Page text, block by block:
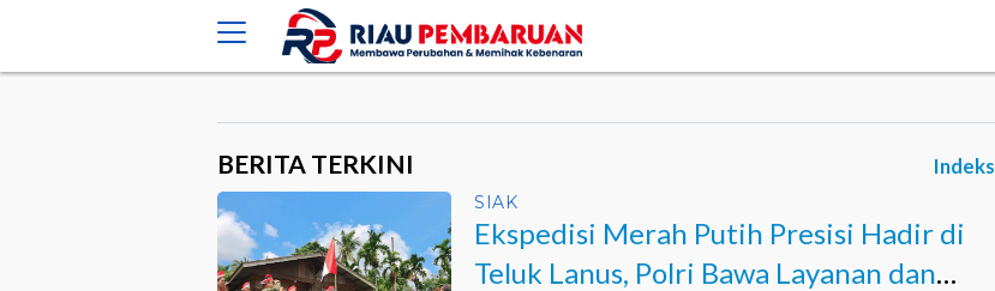
BERITA TERKINI Indeks
SIAK
Ekspedisi Merah Putih Presisi Hadir di
Teluk Lanus, Polri Bawa Layanan dan